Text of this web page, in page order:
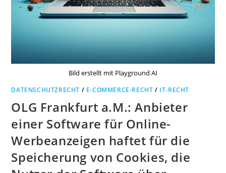
Bild erstellt mit Playground AI
DATENSCHUTZRECHT / E-COMMERCE-RECHT / IT-RECHT
OLG Frankfurt a.M.: Anbieter
einer Software für Online-
Werbeanzeigen haftet für die
Speicherung von Cookies, die